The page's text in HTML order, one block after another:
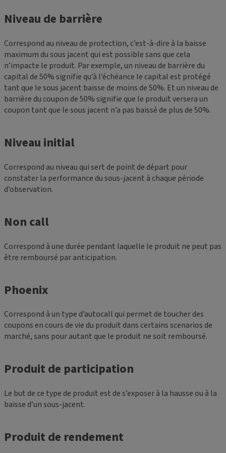
Niveau de barrière
Correspond au niveau de protection, c’est-à-dire à la baisse
maximum du sous jacent qui est possible sans que cela
n’impacte le produit. Par exemple, un niveau de barrière du
capital de 50% signifie qu’à l’échéance le capital est protégé
tant que le sous jacent baisse de moins de 50%. Et un niveau de
barrière du coupon de 50% signifie que le produit versera un
coupon tant que le sous jacent n’a pas baissé de plus de 50%.
Niveau initial
Correspond au niveau qui sert de point de départ pour
constater la performance du sous-jacent à chaque période
d’observation.
Non call
Correspond à une durée pendant laquelle le produit ne peut pas
être remboursé par anticipation.
Phoenix
Correspond à un type d’autocall qui permet de toucher des
coupons en cours de vie du produit dans certains scenarios de
marché, sans pour autant que le produit ne soit remboursé.
Produit de participation
Le but de ce type de produit est de s’exposer à la hausse ou à la
baisse d’un sous-jacent.
Produit de rendement